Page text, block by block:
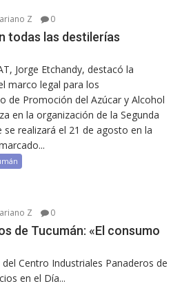
Z 0
todas las destilerías
Jorge Etchandy, destacó la
marco legal para los
de Promoción del Azúcar y Alcohol
en la organización de la Segunda
realizará el 21 de agosto en la
Z 0
de Tucumán: «El consumo
Centro Industriales Panaderos de
en el Día...